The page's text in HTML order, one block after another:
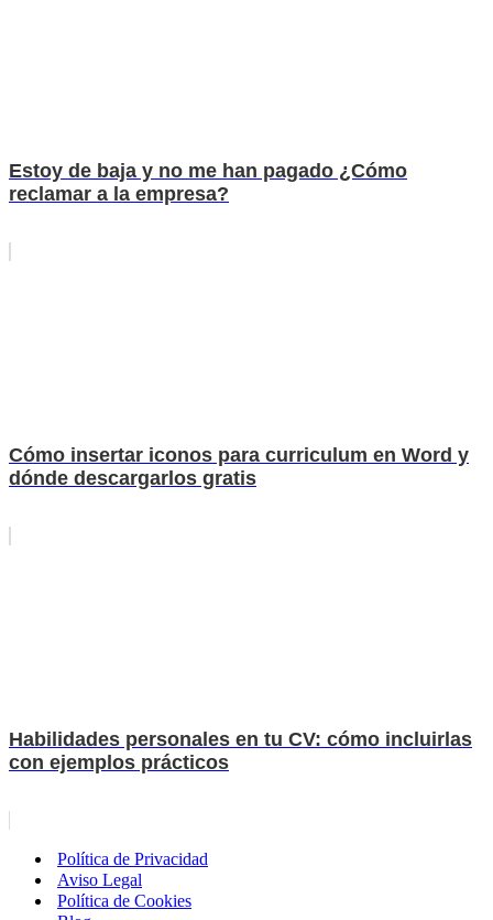
Estoy de baja y no me han pagado ¿Cómo
reclamar a la empresa?
Cómo insertar iconos para curriculum en Word y
dónde descargarlos gratis
Habilidades personales en tu CV: cómo incluirlas
con ejemplos prácticos
Política de Privacidad
Aviso Legal
Política de Cookies